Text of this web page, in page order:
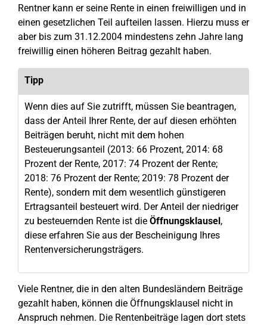
Rentner kann er seine Rente in einen freiwilligen und in
einen gesetzlichen Teil aufteilen lassen. Hierzu muss er
aber bis zum 31.12.2004 mindestens zehn Jahre lang
freiwillig einen höheren Beitrag gezahlt haben.
Tipp
Wenn dies auf Sie zutrifft, müssen Sie beantragen,
dass der Anteil Ihrer Rente, der auf diesen erhöhten
Beiträgen beruht, nicht mit dem hohen
Besteuerungsanteil (2013: 66 Prozent, 2014: 68
Prozent der Rente, 2017: 74 Prozent der Rente;
2018: 76 Prozent der Rente; 2019: 78 Prozent der
Rente), sondern mit dem wesentlich günstigeren
Ertragsanteil besteuert wird. Der Anteil der niedriger
zu besteuernden Rente ist die Öffnungsklausel,
diese erfahren Sie aus der Bescheinigung Ihres
Rentenversicherungsträgers.
Viele Rentner, die in den alten Bundesländern Beiträge
gezahlt haben, können die Öffnungsklausel nicht in
Anspruch nehmen. Die Rentenbeiträge lagen dort stets